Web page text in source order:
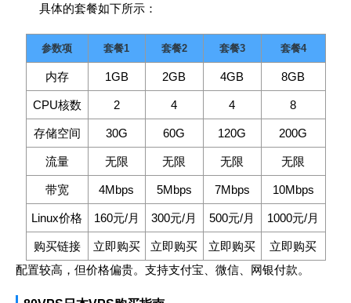
具体的套餐如下所示：
参数项 套餐1 套餐2 套餐3 套餐4
内存 1GB 2GB 4GB 8GB
CPU核数 2 4 4 8
存储空间 30G 60G 120G 200G
流量 无限 无限 无限 无限
带宽 4Mbps 5Mbps 7Mbps 10Mbps
Linux价格 160元/月 300元/月 500元/月 1000元/月
购买链接 立即购买 立即购买 立即购买
立即购买
配置较高，但价格偏贵。支持支付宝、微信、网银付款。